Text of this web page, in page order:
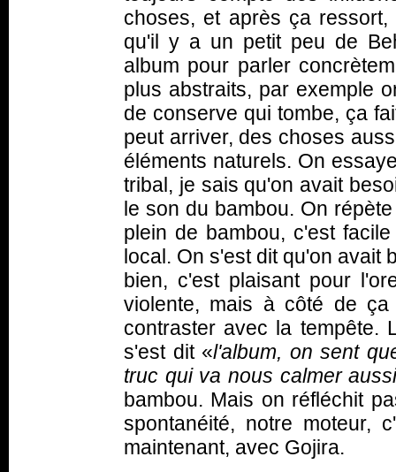
choses, et après ça
qu'il y a un petit peu de
album pour parler
plus abstraits, par exemple
de conserve qui tombe, ça
peut arriver, des choses
éléments naturels. On
tribal, je sais qu'on avait
le son du bambou. On
plein de bambou, c'est
local. On s'est dit qu'on avait
bien, c'est plaisant pour
violente, mais à côté de
contraster avec la tempête.
s'est dit «l'album, on sent
truc qui va nous calmer
bambou. Mais on réfléchit
spontanéité, notre moteur,
maintenant, avec Gojira.